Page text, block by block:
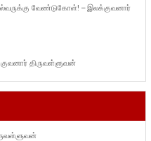
வேண்டுகோள்! – இலக்குவனார்
திருவள்ளுவன்